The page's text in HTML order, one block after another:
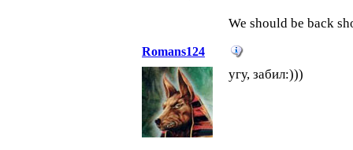
We should be back
Romans124
угу, забил:)))